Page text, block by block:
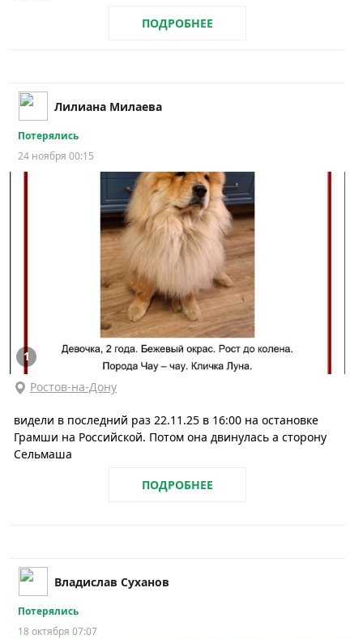
ПОДРОБНЕЕ
Лилиана Милаева
Потерялись
24 ноября 00:15
1
Ростов-на-Дону
видели в последний раз 22.11.25 в 16:00 на остановке
Грамши на Российской. Потом она двинулась а сторону
Сельмаша
ПОДРОБНЕЕ
Владислав Суханов
Потерялись
18 октября 07:07